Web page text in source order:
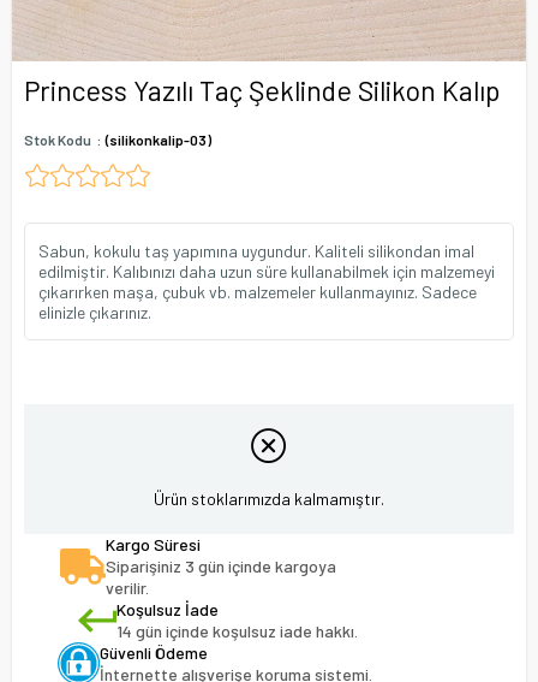
Princess Yazılı Taç Şeklinde Silikon Kalıp
Stok Kodu (silikonkalip-03)
Sabun, kokulu taş yapımına uygundur. Kaliteli silikondan imal
edilmiştir. Kalıbınızı daha uzun süre kullanabilmek için malzemeyi
çıkarırken maşa, çubuk vb. malzemeler kullanmayınız. Sadece
elinizle çıkarınız.
Ürün stoklarımızda kalmamıştır.
Kargo Süresi
Siparişiniz 3 gün içinde kargoya
verilir.
Koşulsuz İade
14 gün içinde koşulsuz iade hakkı.
Güvenli Ödeme
İnternette alışverişe koruma sistemi.